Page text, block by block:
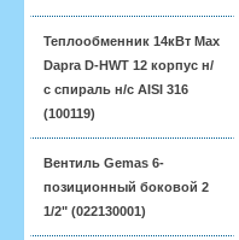
Теплообменник 14кВт Max
Dapra D-HWT 12 корпус н/
с спираль н/с AISI 316
(100119)
Вентиль Gemas 6-
позиционный боковой 2
1/2" (022130001)